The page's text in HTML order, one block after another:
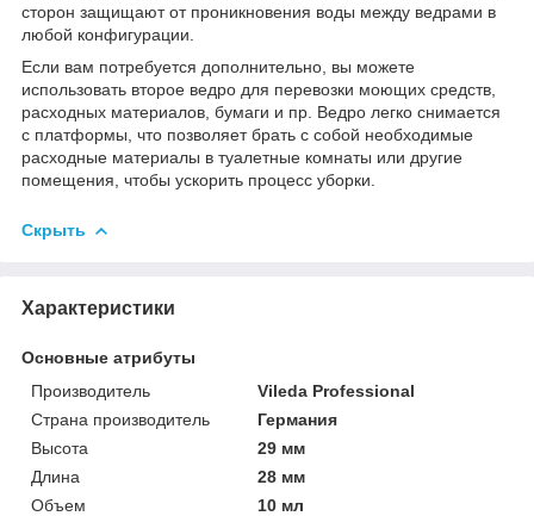
сторон защищают от проникновения воды между ведрами в
любой конфигурации.
Если вам потребуется дополнительно, вы можете
использовать второе ведро для перевозки моющих средств,
расходных материалов, бумаги и пр. Ведро легко снимается
с платформы, что позволяет брать с собой необходимые
расходные материалы в туалетные комнаты или другие
помещения, чтобы ускорить процесс уборки.
Скрыть
Характеристики
Основные атрибуты
Производитель
Vileda Professional
Страна производитель
Германия
Высота
29 мм
Длина
28 мм
Объем
10 мл